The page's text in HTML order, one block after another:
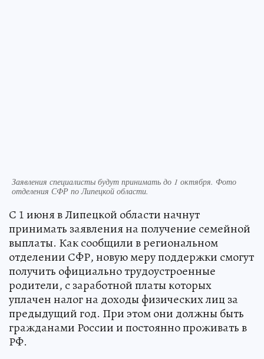
Заявления специалисты будут принимать до 1 октября. Фото
отделения СФР по Липецкой области.
С 1 июня в Липецкой области начнут
принимать заявления на получение семейной
выплаты. Как сообщили в региональном
отделении СФР, новую меру поддержки смогут
получить официально трудоустроенные
родители, с заработной платы которых
уплачен налог на доходы физических лиц за
предыдущий год. При этом они должны быть
гражданами России и постоянно проживать в
РФ.